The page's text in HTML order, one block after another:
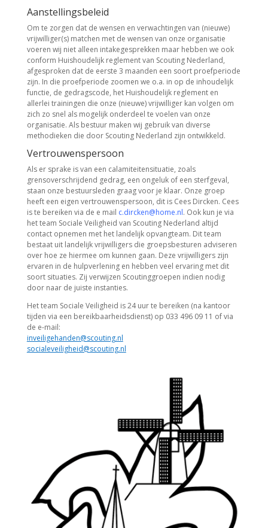
Aanstellingsbeleid
Om te zorgen dat de wensen en verwachtingen van (nieuwe)
vrijwilliger(s) matchen met de wensen van onze organisatie
voeren wij niet alleen intakegesprekken maar hebben we ook
conform Huishoudelijk reglement van Scouting Nederland,
afgesproken dat de eerste 3 maanden een soort proefperiode
zijn. In die proefperiode zoomen we o.a. in op de inhoudelijk
functie, de gedragscode, het Huishoudelijk reglement en
allerlei trainingen die onze (nieuwe) vrijwilliger kan volgen om
zich zo snel als mogelijk onderdeel te voelen van onze
organisatie. Als bestuur maken wij gebruik van diverse
methodieken die door Scouting Nederland zijn ontwikkeld.
Vertrouwenspersoon
Als er sprake is van een calamiteitensituatie, zoals
grensoverschrijdend gedrag, een ongeluk of een sterfgeval,
staan onze bestuursleden graag voor je klaar. Onze groep
heeft een eigen vertrouwenspersoon, dit is Cees Dircken. Cees
is te bereiken via de e mail c.dircken@home.nl. Ook kun je via
het team Sociale Veiligheid van Scouting Nederland altijd
contact opnemen met het landelijk opvangteam. Dit team
bestaat uit landelijk vrijwilligers die groepsbesturen adviseren
over hoe ze hiermee om kunnen gaan. Deze vrijwilligers zijn
ervaren in de hulpverlening en hebben veel ervaring met dit
soort situaties. Zij verwijzen Scoutinggroepen indien nodig
door naar de juiste instanties.
Het team Sociale Veiligheid is 24 uur te bereiken (na kantoor
tijden via een bereikbaarheidsdienst) op 033 496 09 11 of via
de e-mail:
inveiligehanden@scouting.nl
socialeveiligheid@scouting.nl